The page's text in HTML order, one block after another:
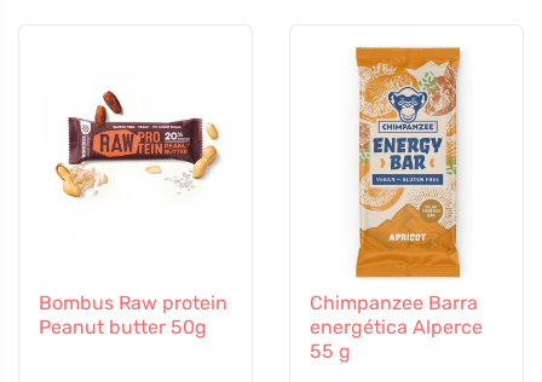
Bombus Raw protein
Peanut butter 50g
Chimpanzee Barra
energética Alperce
55 g